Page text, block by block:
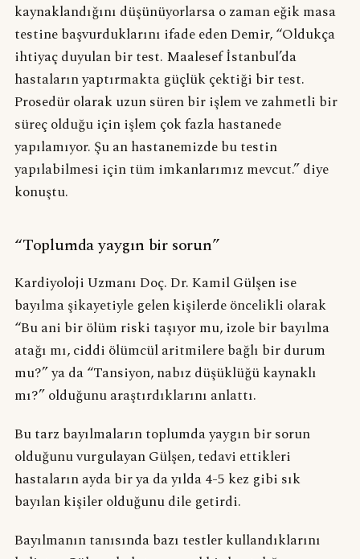
kaynaklandığını düşünüyorlarsa o zaman eğik masa
testine başvurduklarını ifade eden Demir, “Oldukça
ihtiyaç duyulan bir test. Maalesef İstanbul’da
hastaların yaptırmakta güçlük çektiği bir test.
Prosedür olarak uzun süren bir işlem ve zahmetli bir
süreç olduğu için işlem çok fazla hastanede
yapılamıyor. Şu an hastanemizde bu testin
yapılabilmesi için tüm imkanlarımız mevcut.” diye
konuştu.
“Toplumda yaygın bir sorun”
Kardiyoloji Uzmanı Doç. Dr. Kamil Gülşen ise
bayılma şikayetiyle gelen kişilerde öncelikli olarak
“Bu ani bir ölüm riski taşıyor mu, izole bir bayılma
atağı mı, ciddi ölümcül aritmilere bağlı bir durum
mu?” ya da “Tansiyon, nabız düşüklüğü kaynaklı
mı?” olduğunu araştırdıklarını anlattı.
Bu tarz bayılmaların toplumda yaygın bir sorun
olduğunu vurgulayan Gülşen, tedavi ettikleri
hastaların ayda bir ya da yılda 4-5 kez gibi sık
bayılan kişiler olduğunu dile getirdi.
Bayılmanın tanısında bazı testler kullandıklarını